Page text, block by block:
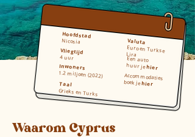
Waarom Cyprus
Inwoners
1.2 miljoen (2022)
Vliegtijd
4 uur
Taal
Grieks en Turks
Valuta
Euro en Turkse
Lira
Een auto
huur jehier
Accommodaties
boek jehier
Hoofdstad
Nicosia